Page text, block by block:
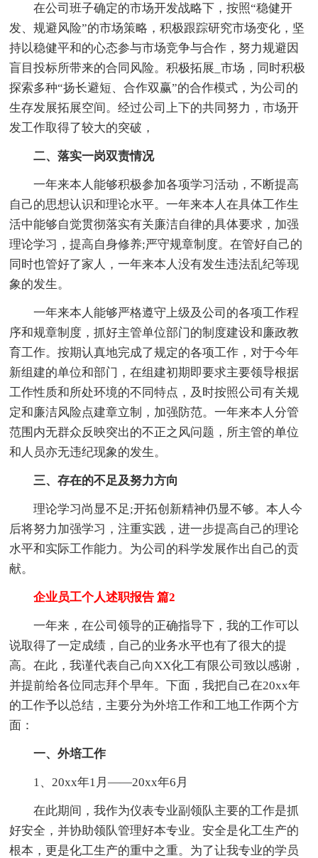
在公司班子确定的市场开发战略下，按照“稳健开
发、规避风险”的市场策略，积极跟踪研究市场变化，坚
持以稳健平和的心态参与市场竞争与合作，努力规避因
盲目投标所带来的合同风险。积极拓展_市场，同时积极
探索多种“扬长避短、合作双赢”的合作模式，为公司的
生存发展拓展空间。经过公司上下的共同努力，市场开
发工作取得了较大的突破，
二、落实一岗双责情况
一年来本人能够积极参加各项学习活动，不断提高
自己的思想认识和理论水平。一年来本人在具体工作生
活中能够自觉贯彻落实有关廉洁自律的具体要求，加强
理论学习，提高自身修养;严守规章制度。在管好自己的
同时也管好了家人，一年来本人没有发生违法乱纪等现
象的发生。
一年来本人能够严格遵守上级及公司的各项工作程
序和规章制度，抓好主管单位部门的制度建设和廉政教
育工作。按期认真地完成了规定的各项工作，对于今年
新组建的单位和部门，在组建初期即要求主要领导根据
工作性质和所处环境的不同特点，及时按照公司有关规
定和廉洁风险点建章立制，加强防范。一年来本人分管
范围内无群众反映突出的不正之风问题，所主管的单位
和人员亦无违纪现象的发生。
三、存在的不足及努力方向
理论学习尚显不足;开拓创新精神仍显不够。本人今
后将努力加强学习，注重实践，进一步提高自己的理论
水平和实际工作能力。为公司的科学发展作出自己的贡
献。
企业员工个人述职报告 篇2
一年来，在公司领导的正确指导下，我的工作可以
说取得了一定成绩，自己的业务水平也有了很大的提
高。在此，我谨代表自己向XX化工有限公司致以感谢，
并提前给各位同志拜个早年。下面，我把自己在20xx年
的工作予以总结，主要分为外培工作和工地工作两个方
面：
一、外培工作
1、20xx年1月——20xx年6月
在此期间，我作为仪表专业副领队主要的工作是抓
好安全，并协助领队管理好本专业。安全是化工生产的
根本，更是化工生产的重中之重。为了让我专业的学员